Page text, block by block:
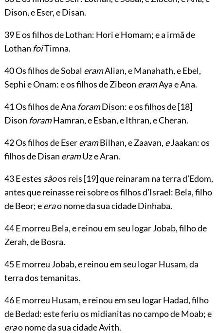
Dison, e Eser, e Disan.
39 E os filhos de Lothan: Hori e Homam; e a irmã de
Lothan foiTimna.
40 Os filhos de Sobal eramAlian, e Manahath, e Ebel,
Sephi e Onam: e os filhos de Zibeon eramAya e Ana.
41 Os filhos de Ana foramDison: e os filhos de[18]
Dison foramHamran, e Esban, e Ithran, e Cheran.
42 Os filhos de EsereramBilhan, e Zaavan, eJaakan: os
filhos de Disan eramUz e Aran.
43 E estes sãoos reis [19]que reinaram na terra d’Edom,
antes que reinasse rei sobre os filhos d’Israel: Bela, filho
de Beor; eerao nome da sua cidade Dinhaba.
44 E morreu Bela, e reinou em seu logar Jobab, filho de
Zerah, de Bosra.
45 E morreu Jobab, e reinou em seu logar Husam, da
terra dos temanitas.
46 E morreu Husam, e reinou em seu logar Hadad, filho
de Bedad: este feriu os midianitas no campo de Moab; e
erao nome da sua cidade Avith.